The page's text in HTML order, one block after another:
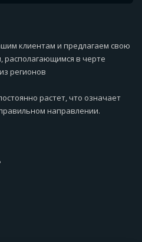
клиентам и предлагаем свою
в черте
регионов
растет, что означает
направлении.